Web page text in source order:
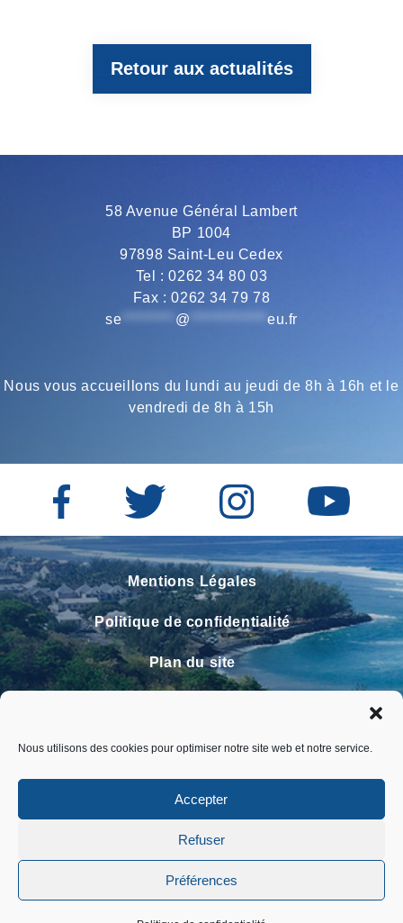
Nous utilisons des cookies pour optimiser notre site web et notre service.
Accepter
Refuser
Préférences
t e
a
m
t
p
Retour aux actualités
58 Avenue Général Lambert
BP 1004
97898 Saint-Leu Cedex
Tel : 0262 34 80 03
Fax : 0262 34 79 78
se
@ *************eu.fr
Nous vous accueillons du lundi au jeudi de 8h à 16h et le
vendredi de 8h à 15h
Mentions Légales
Politique de confidentialité
Plan du site
Faire un signalement
FAQ